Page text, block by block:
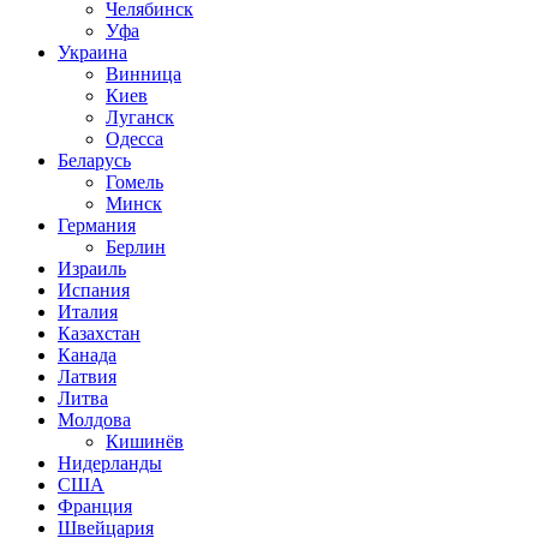
Челябинск
Уфа
Украина
Винница
Киев
Луганск
Одесса
Беларусь
Гомель
Минск
Германия
Берлин
Израиль
Испания
Италия
Казахстан
Канада
Латвия
Литва
Молдова
Кишинёв
Нидерланды
США
Франция
Швейцария